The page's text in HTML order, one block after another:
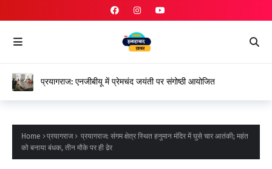
प्रयागराज: एनजीबीयू में प्रेमचंद जयंती पर संगोष्ठी आयोजित
Home प्रयागराज
प्रयागराज: संगम क्षेत्र स्थित हनुमान मंदिर में घुसे चार आतंकी; महंत
को बनाया बंधक, तीन मौके पर ही ढेर